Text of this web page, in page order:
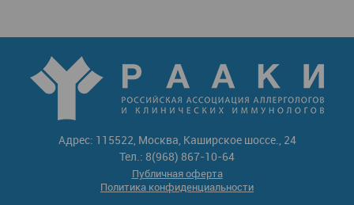
Адрес: 115522, Москва, Каширское шоссе., 24
Тел.: 8(968) 867-10-64
Публичная оферта
Политика конфиденциальности